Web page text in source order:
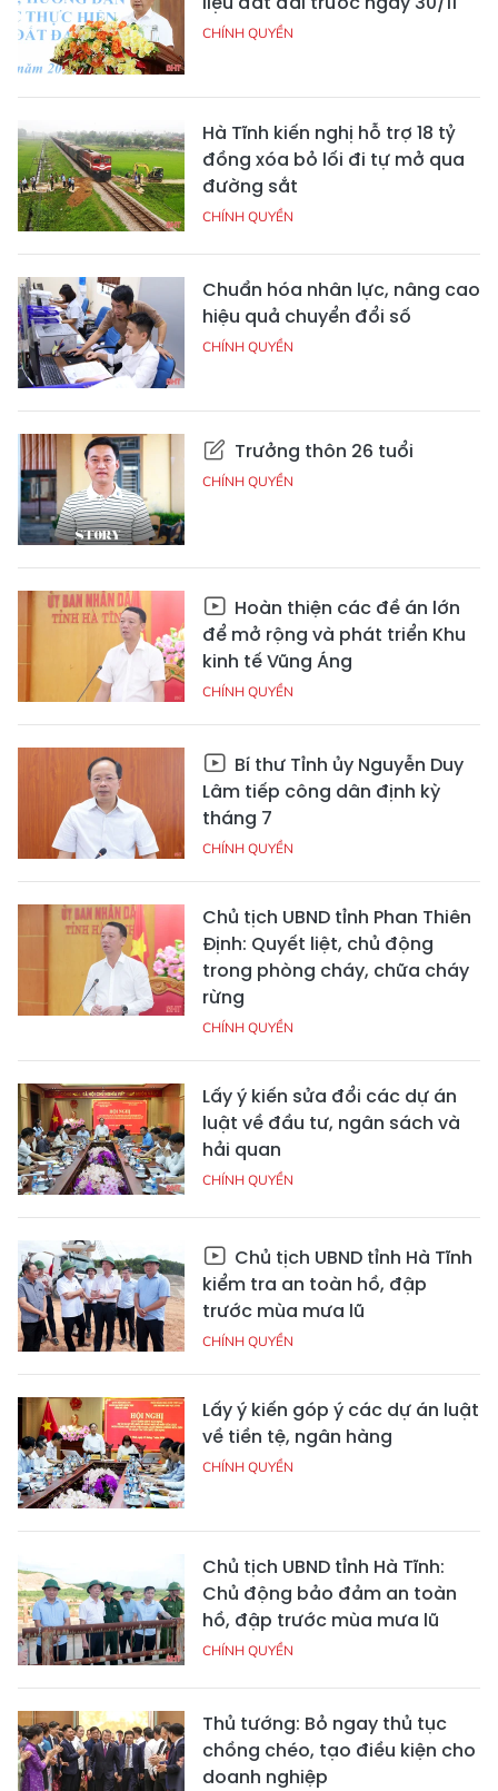
CHÍNH QUYỀN
Hà Tĩnh kiến nghị hỗ trợ 18 tỷ
đồng xóa bỏ lối đi tự mở qua
đường sắt
CHÍNH QUYỀN
Chuẩn hóa nhân lực, nâng cao
hiệu quả chuyển đổi số
CHÍNH QUYỀN
Trưởng thôn 26 tuổi
CHÍNH QUYỀN
Hoàn thiện các đề án lớn
để mở rộng và phát triển Khu
kinh tế Vũng Áng
CHÍNH QUYỀN
Bí thư Tỉnh ủy Nguyễn Duy
Lâm tiếp công dân định kỳ
tháng 7
CHÍNH QUYỀN
Chủ tịch UBND tỉnh Phan Thiên
Định: Quyết liệt, chủ động
trong phòng cháy, chữa cháy
rừng
CHÍNH QUYỀN
Lấy ý kiến sửa đổi các dự án
luật về đầu tư, ngân sách và
hải quan
CHÍNH QUYỀN
Chủ tịch UBND tỉnh Hà Tĩnh
kiểm tra an toàn hồ, đập
trước mùa mưa lũ
CHÍNH QUYỀN
Lấy ý kiến góp ý các dự án luật
về tiền tệ, ngân hàng
CHÍNH QUYỀN
Chủ tịch UBND tỉnh Hà Tĩnh:
Chủ động bảo đảm an toàn
hồ, đập trước mùa mưa lũ
CHÍNH QUYỀN
Thủ tướng: Bỏ ngay thủ tục
chồng chéo, tạo điều kiện cho
doanh nghiệp